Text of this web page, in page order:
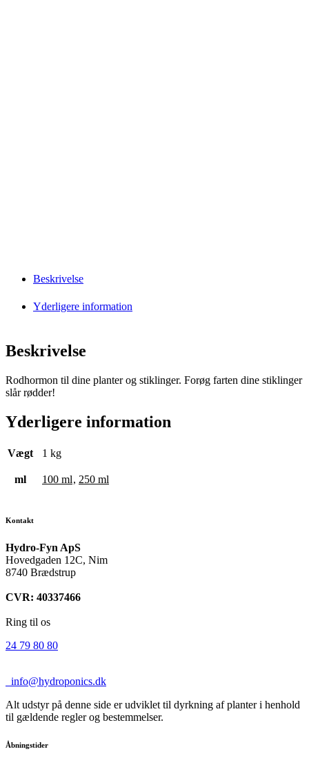
Beskrivelse
Yderligere information
Beskrivelse
Rodhormon til dine planter og stiklinger. Forøg farten dine stiklinger
slår rødder!
Yderligere information
Vægt 1 kg
ml 100 ml, 250 ml
Kontakt
Hydro-Fyn ApS
Hovedgaden 12C, Nim
8740 Brædstrup
CVR: 40337466
Ring til os
24 79 80 80
info@hydroponics.dk
Alt udstyr på denne side er udviklet til dyrkning af planter i henhold
til gældende regler og bestemmelser.
Åbningstider